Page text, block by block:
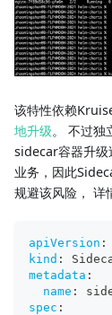
该特性依赖
地升级。 不过独
sidecar容器升级
业务，因此
规避该风险， 详
apiVersion :
kind :
metadata :
name :
spec :